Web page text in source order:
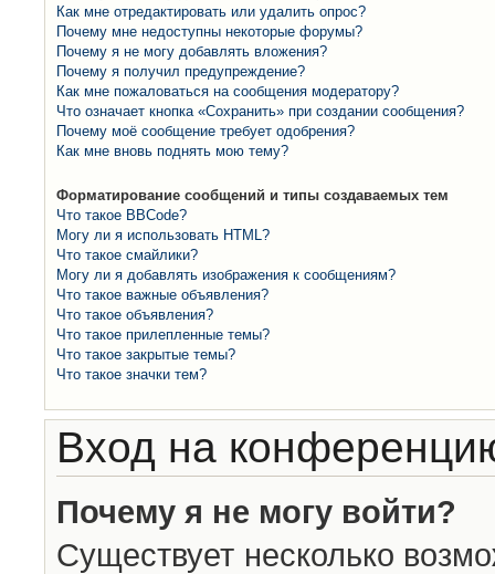
Как мне отредактировать или удалить опрос?
Почему мне недоступны некоторые форумы?
Почему я не могу добавлять вложения?
Почему я получил предупреждение?
Как мне пожаловаться на сообщения модератору?
Что означает кнопка «Сохранить» при создании сообщения?
Почему моё сообщение требует одобрения?
Как мне вновь поднять мою тему?
Форматирование сообщений и типы создаваемых тем
Что такое BBCode?
Могу ли я использовать HTML?
Что такое смайлики?
Могу ли я добавлять изображения к сообщениям?
Что такое важные объявления?
Что такое объявления?
Что такое прилепленные темы?
Что такое закрытые темы?
Что такое значки тем?
Вход на
Почему я не могу войти?
Существует несколько